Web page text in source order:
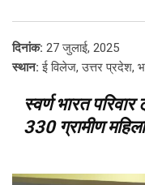
दिनांक: 27 जुलाई, 2025
स्थान: ई विलेज, उत्तर प्रदेश,
स्वर्ण भारत
330 ग्रामीण